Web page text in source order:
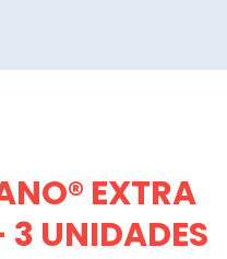
EXTRA
UNIDADES